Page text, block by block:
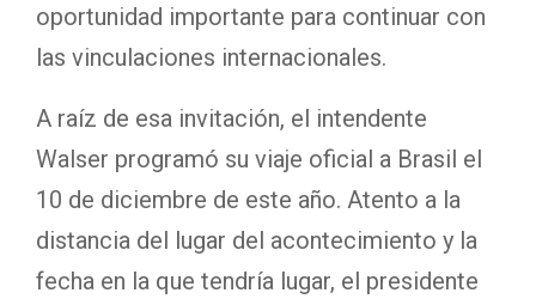
oportunidad importante para continuar con
las vinculaciones internacionales.
A raíz de esa invitación, el intendente
Walser programó su viaje oficial a Brasil el
10 de diciembre de este año. Atento a la
distancia del lugar del acontecimiento y la
fecha en la que tendría lugar, el presidente